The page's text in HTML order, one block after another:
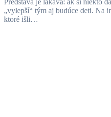
Predstava je lákavá: ak si niekto
„vylepší“ tým aj budúce deti. Na
ktoré išli…